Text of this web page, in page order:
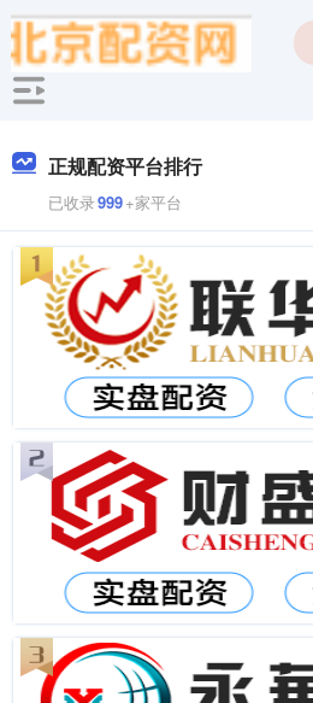
正规配资平台排行
已收录999+家平台